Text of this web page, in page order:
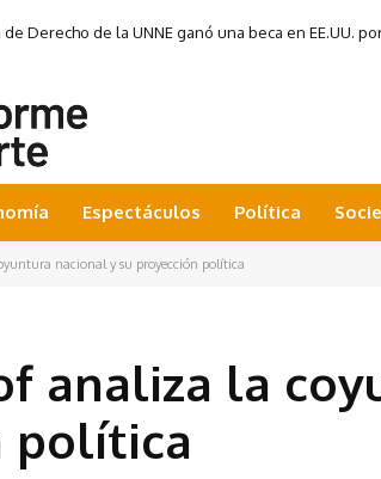
de Derecho de la UNNE ganó una beca en EE.UU.
Espectáculos Política
nacional y su proyección política
analiza la
política